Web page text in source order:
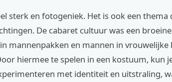
sterk en fotogeniek. Het is ook een thema
De cabaret cultuur was een
mannenpakken en mannen in
hiermee te spelen in een kostuum, kun
met identiteit en uitstraling,